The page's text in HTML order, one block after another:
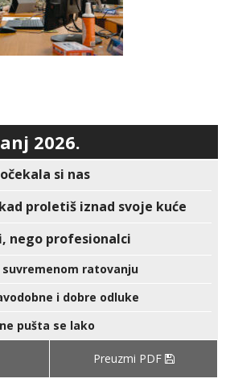
2026.
si nas
proletiš iznad svoje kuće
nego profesionalci
ratovanju
i dobre odluke
pušta se lako
Preuzmi PDF